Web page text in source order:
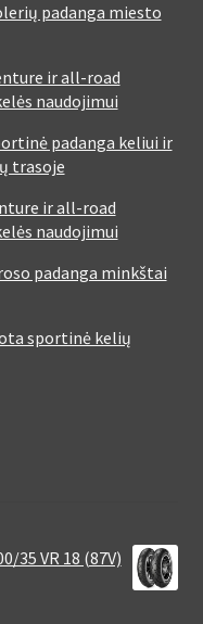
padanga miesto
ir all-road
naudojimui
padanga keliui ir
trasoje
ir all-road
naudojimui
padanga minkštai
sportinė kelių
35 VR 18 (87V)